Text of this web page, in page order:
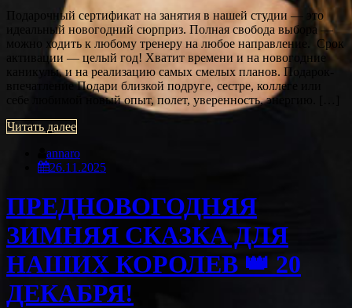
Подарочный сертификат на занятия в нашей студии — это
идеальный новогодний сюрприз. Полная свобода выбора —
можно ходить к любому тренеру на любое направление. Срок
активации — целый год! Хватит времени и на новогодние
каникулы, и на реализацию самых смелых планов. Подарок-
впечатление Подари близкой подруге, сестре, коллеге или
себе любимой новый опыт, полет, уверенность, энергию. […]
Читать далее
annaro
26.11.2025
ПРЕДНОВОГОДНЯЯ
ЗИМНЯЯ СКАЗКА ДЛЯ
НАШИХ КОРОЛЕВ 👑 20
ДЕКАБРЯ!